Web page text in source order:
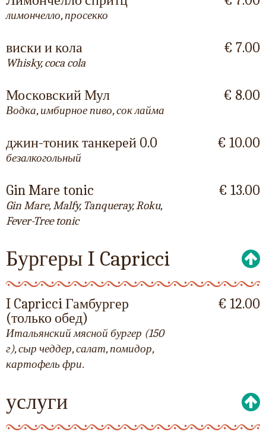
лимончелло, просекко
виски и кола
Whisky, coca cola
€ 7.00
Московский Мул
Водка, имбирное пиво, сок лайма
€ 8.00
джин-тоник танкерей 0.0
безалкогольный
€ 10.00
Gin Mare tonic
Gin Mare, Malfy, Tanqueray, Roku,
Fever-Tree tonic
€ 13.00
Бургеры I Capricci
I Capricci Гамбургер
(только обед)
Итальянский мясной бургер (150
г), сыр чеддер, салат, помидор,
картофель фри.
€ 12.00
услуги